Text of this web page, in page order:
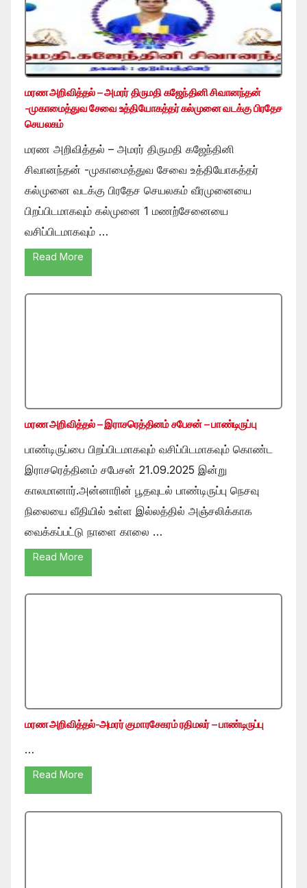
மரண அறிவித்தல் – அமரர் திருமதி கஜேந்தினி சிவானந்தன்
-முகாமைத்துவ சேவை உத்தியோகத்தர் கல்முனை வடக்கு பிரதேச
செயலகம்
மரண அறிவித்தல் – அமரர் திருமதி கஜேந்தினி
சிவானந்தன் -முகாமைத்துவ சேவை உத்தியோகத்தர்
கல்முனை வடக்கு பிரதேச செயலகம் வீரமுனையை
பிறப்பிடமாகவும் கல்முனை 1 மணற்சேனையை
வசிப்பிடமாகவும் …
Read More
மரண அறிவித்தல் – இராசரெத்தினம் சபேசன் – பாண்டிருப்பு
பாண்டிருப்பை பிறப்பிடமாகவும் வசிப்பிடமாகவும் கொண்ட
இராசரெத்தினம் சபேசன் 21.09.2025 இன்று
காலமானார்.அன்னாரின் பூதவுடல் பாண்டிருப்பு நெசவு
நிலையை வீதியில் உள்ள இல்லத்தில் அஞ்சலிக்காக
வைக்கப்பட்டு நாளை காலை …
Read More
மரண அறிவித்தல்-அமரர் குமாரசேகரம் ரதிமலர் – பாண்டிருப்பு
…
Read More